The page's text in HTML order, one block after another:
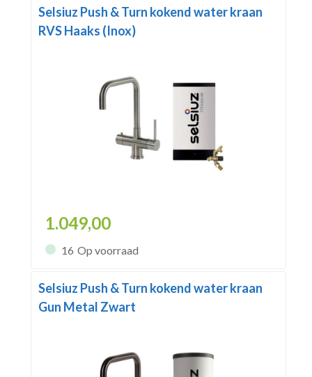
Selsiuz Push & Turn kokend water kraan
RVS Haaks (Inox)
1.049,00
16 Op voorraad
Selsiuz Push & Turn kokend water kraan
Gun Metal Zwart